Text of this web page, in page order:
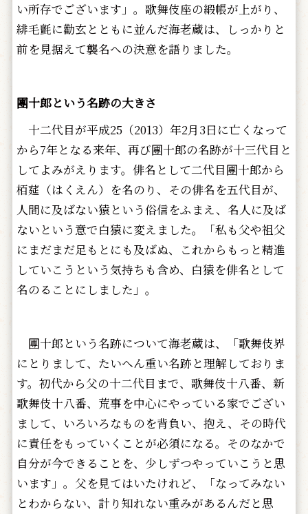
い所存でございます」。歌舞伎座の緞帳が上がり、
緋毛氈に勸玄とともに並んだ海老蔵は、しっかりと
前を見据えて襲名への決意を語りました。
團十郎という名跡の大きさ
十二代目が平成25（2013）年2月3日に亡くなって
から7年となる来年、再び團十郎の名跡が十三代目と
してよみがえります。俳名として二代目團十郎から
栢莚（はくえん）を名のり、その俳名を五代目が、
人間に及ばない猿という俗信をふまえ、名人に及ば
ないという意で白猿に変えました。「私も父や祖父
にまだまだ足もとにも及ばぬ、これからもっと精進
していこうという気持ちも含め、白猿を俳名として
名のることにしました」。
團十郎という名跡について海老蔵は、「歌舞伎界
にとりまして、たいへん重い名跡と理解しておりま
す。初代から父の十二代目まで、歌舞伎十八番、新
歌舞伎十八番、荒事を中心にやっている家でござい
まして、いろいろなものを背負い、抱え、その時代
に責任をもっていくことが必須になる。そのなかで
自分が今できることを、少しずつやっていこうと思
います」。父を見てはいたけれど、「なってみない
とわからない、計り知れない重みがあるんだと思